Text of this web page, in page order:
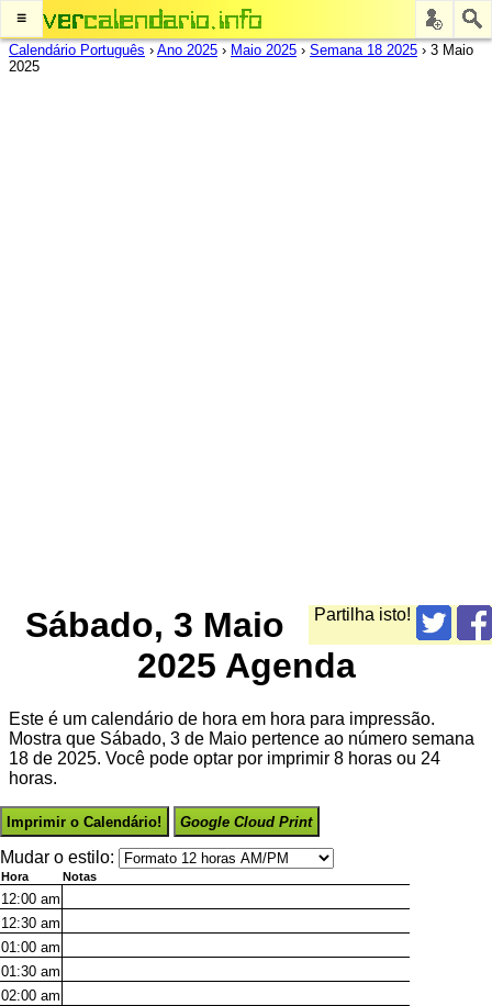
≡
Calendário Português › Ano 2025 › Maio 2025 › Semana 18 2025 › 3 Maio
2025
Partilha isto!
Sábado, 3 Maio
2025 Agenda
Este é um calendário de hora em hora para impressão.
Mostra que Sábado, 3 de Maio pertence ao número semana
18 de 2025. Você pode optar por imprimir 8 horas ou 24
horas.
Imprimir o Calendário! Google Cloud Print
Mudar o estilo:
Hora Notas
12:00 am
12:30 am
01:00 am
01:30 am
02:00 am